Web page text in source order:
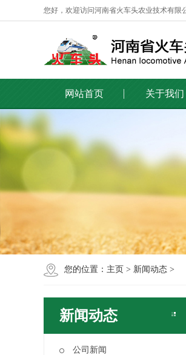
您好，欢迎访问河南省火车头农业技术有限
网站首页 关于我们
您的位置： 主页 > 新闻动态 >
新闻动态
公司新闻